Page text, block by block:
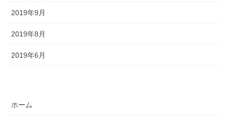
2019年9月
2019年8月
2019年6月
ホーム